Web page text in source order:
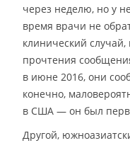
через неделю, но у
время врачи не
клинический
прочтения
в июне 2016, они
конечно,
в США — он был
Другой,